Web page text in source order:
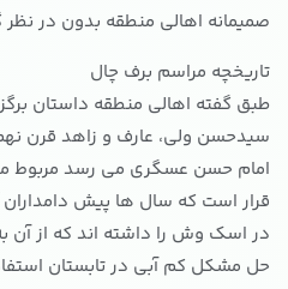
صمیمانه اهالی منطقه بدون در نظر
تاریخچه مراسم برف چال
طبق گفته اهالی منطقه داستان
امام حسن عسگری می رسد مربوط
قرار است که سال ها پیش
در اسک وش را داشته اند که از آن
حل مشکل کم آبی در تابستان